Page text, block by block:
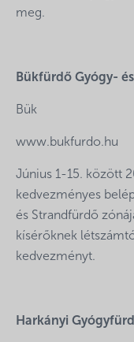
meg.
Bükfürdő Gyógy-
Bük
www.bukfurdo.hu
Június 1-15. között
kedvezményes
és Strandfürdő
kísérőknek
kedvezményt.
Harkányi